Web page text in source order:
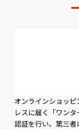
オンラインショッ
レスに届く「ワン
認証を行い、第三